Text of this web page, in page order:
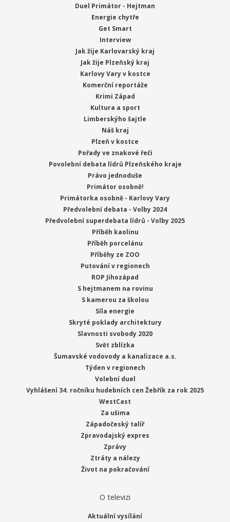
Duel Primátor - Hejtman
Energie chytře
Get Smart
Interview
Jak žije Karlovarský kraj
Jak žije Plzeňský kraj
Karlovy Vary v kostce
Komerční reportáže
Krimi Západ
Kultura a sport
Limberskýho šajtle
Náš kraj
Plzeň v kostce
Pořady ve znakové řeči
Povolební debata lídrů Plzeňského kraje
Právo jednoduše
Primátor osobně!
Primátorka osobně - Karlovy Vary
Předvolební debata - Volby 2024
Předvolební superdebata lídrů - Volby 2025
Příběh kaolinu
Příběh porcelánu
Příběhy ze ZOO
Putování v regionech
ROP Jihozápad
S hejtmanem na rovinu
S kamerou za školou
Síla energie
Skryté poklady architektury
Slavnosti svobody 2020
Svět zblízka
Šumavské vodovody a kanalizace a.s.
Týden v regionech
Volební duel
Vyhlášení 34. ročníku hudebních cen Žebřík za rok 2025
WestCast
Za ušima
Západočeský talíř
Zpravodajský expres
Zprávy
Ztráty a nálezy
Život na pokračování
O televizi
Aktuální vysílání